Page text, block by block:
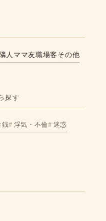
人ママ友職場客その他
探す
銭 浮気・不倫 迷惑